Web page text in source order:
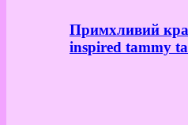
Примхливий
inspired tammy